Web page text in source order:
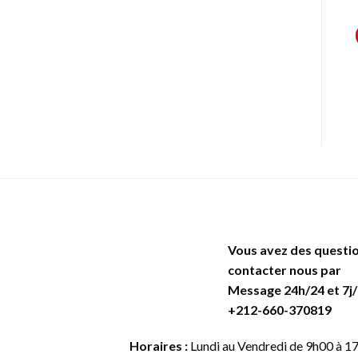
Vous avez des
contacter nous par
Message 24h/24 et
+212-660-370819
Horaires : Lundi au Vendredi de 9h00 à